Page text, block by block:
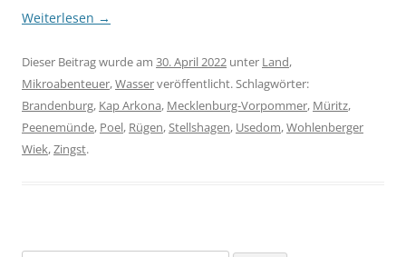
Weiterlesen →
Dieser Beitrag wurde am 30. April 2022 unter Land,
Mikroabenteuer,Wasserveröffentlicht. Schlagwörter:
Brandenburg, Kap Arkona, Mecklenburg-Vorpommer, Müritz,
Peenemünde, Poel, Rügen,Stellshagen, Usedom,Wohlenberger
Wiek,Zingst.